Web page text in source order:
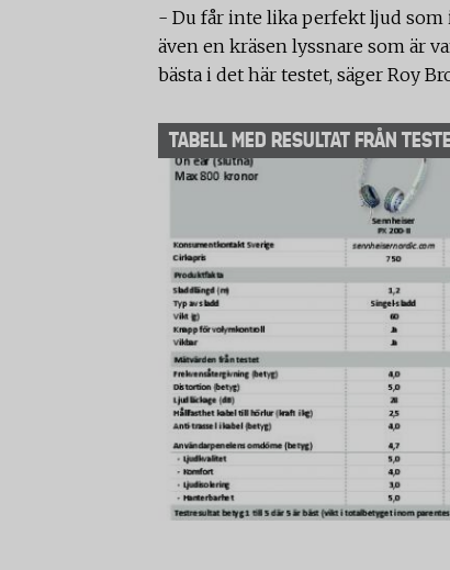
- Du får inte lika perfekt ljud
även en kräsen lyssnare som är
bästa i det här testet, säger Roy
TABELL MED RESULTAT FRÅN